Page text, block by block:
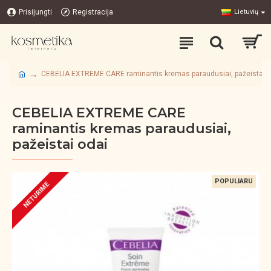
Prisijungti Registracija Lietuvių
CEBELIA EXTREME CARE raminantis kremas paraudusiai, pažeistai
CEBELIA EXTREME CARE
raminantis kremas paraudusiai,
pažeistai odai
POPULIARU
NETURIME